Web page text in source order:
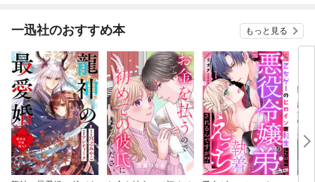
一迅社のおすすめ本 もっと見る